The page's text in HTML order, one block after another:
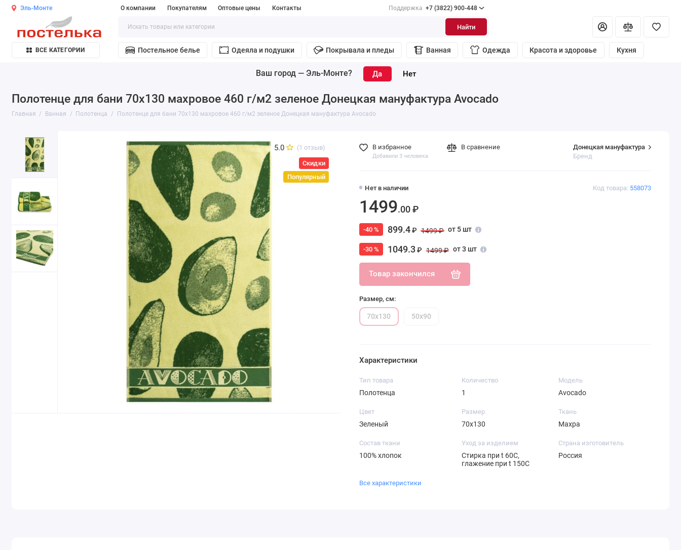
Эль-Монте О компании Покупателям Оптовые цены Контакты Поддержка +7 (3822) 900-448
Найти
ВСЕ КАТЕГОРИИ Постельное белье Одеяла и подушки Покрывала и пледы Ванная Одежда Красота и здоровье Кухня
Ваш город — Эль-Монте?
Полотенце для бани 70х130 махровое 460 г/м2 зеленое Донецкая мануфактура Avocado
Главная Ванная Полотенца Полотенце для бани 70х130 махровое 460 г/м2 зеленое Донецкая мануфактура Avocado
5.0 (1 отзыв)
Скидки
Популярный
Код товара: 558073
Донецкая мануфактура
Бренд
Нет в наличии
1499.00 ₽
-40 % 899.4₽ 1499 ₽ от 5 шт
-30 % 1049.3₽ 1499 ₽ от 3 шт
Товар закончился
Размер, см:
70х130 50х90
В избранное
Добавили 3 человека
В сравнение
Характеристики
Тип товара
Полотенца
Количество
1
Модель
Avocado
Цвет
Зеленый
Размер
70х130
Ткань
Махра
Состав ткани
100% хлопок
Уход за изделием
Стирка при t 60С,
глажение при t 150C
Страна изготовитель
Россия
Все характеристики